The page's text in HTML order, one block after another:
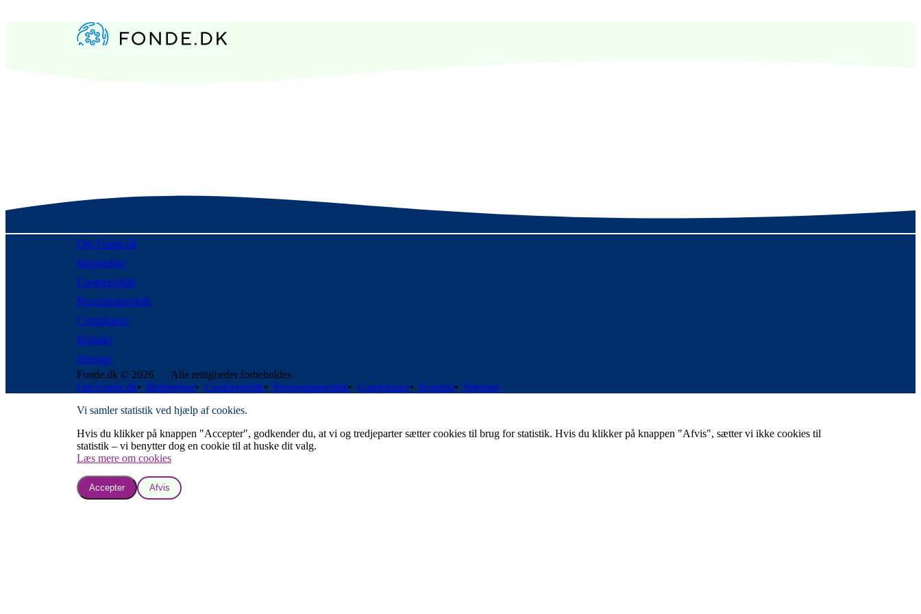
Om Fonde.dk
Betingelser
Cookiepolitik
Persondatapolitik
Compliance
Kontakt
Sitemap
Fonde.dk © 2026 · Alle rettigheder forbeholdes
Om Fonde.dk• Betingelser• Cookiepolitik• Persondatapolitik• Compliance• Kontakt• Sitemap
Vi samler statistik ved hjælp af cookies.
Hvis du klikker på knappen "Accepter", godkender du, at vi og tredjeparter sætter cookies til brug for statistik. Hvis du klikker på knappen "Afvis", sætter vi ikke cookies til
statistik – vi benytter dog en cookie til at huske dit valg.
Læs mere om cookies
Accepter Afvis